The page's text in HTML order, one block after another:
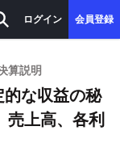
ログイン 会員登録
算説明
的な収益の秘
上高、各利